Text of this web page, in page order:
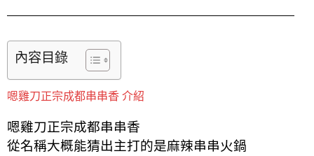
內容目錄
嗯雞刀正宗成都串串香 介紹
嗯雞刀正宗成都串串香
從名稱大概能猜出主打的是麻辣串串火鍋